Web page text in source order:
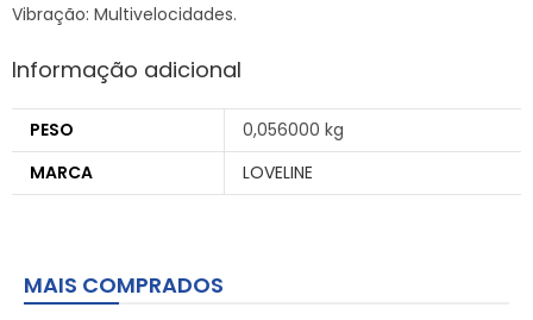
Vibração: Multivelocidades.
Informação adicional
PESO
0,056000 kg
MARCA
LOVELINE
MAIS COMPRADOS